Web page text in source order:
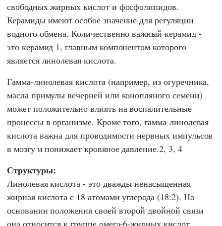
свободных жирных кислот и фосфолипидов.
Керамиды имеют особое значение для регуляции
водного обмена. Количественно важный керамид -
это керамид 1, главным компонентом которого
является линолевая кислота.
Гамма-линолевая кислота (например, из огуречника,
масла примулы вечерней или конопляного семени)
может положительно влиять на воспалительные
процессы в организме. Кроме того, гамма-линолевая
кислота важна для проводимости нервных импульсов
в мозгу и понижает кровяное давление.2, 3, 4
Структуры:
Линолевая кислота - это дважды ненасыщенная
жирная кислота с 18 атомами углерода (18:2). На
основании положения своей второй двойной связи